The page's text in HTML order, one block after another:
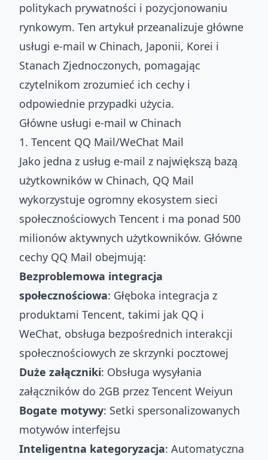
politykach prywatności i pozycjonowaniu
rynkowym. Ten artykuł przeanalizuje główne
usługi e-mail w Chinach, Japonii, Korei i
Stanach Zjednoczonych, pomagając
czytelnikom zrozumieć ich cechy i
odpowiednie przypadki użycia.
Główne usługi e-mail w Chinach
1. Tencent QQ Mail/WeChat Mail
Jako jedna z usług e-mail z największą bazą
użytkowników w Chinach, QQ Mail
wykorzystuje ogromny ekosystem sieci
społecznościowych Tencent i ma ponad 500
milionów aktywnych użytkowników. Główne
cechy QQ Mail obejmują:
Bezproblemowa integracja
społecznościowa: Głęboka integracja z
produktami Tencent, takimi jak QQ i
WeChat, obsługa bezpośrednich interakcji
społecznościowych ze skrzynki pocztowej
Duże załączniki: Obsługa wysyłania
załączników do 2GB przez Tencent Weiyun
Bogate motywy: Setki spersonalizowanych
motywów interfejsu
Inteligentna kategoryzacja: Automatyczna